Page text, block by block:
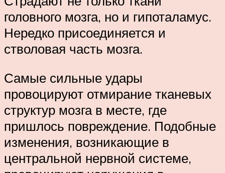
головного мозга, но и гипоталамус.
Нередко присоединяется и
стволовая часть мозга.
Самые сильные удары
провоцируют отмирание тканевых
структур мозга в месте, где
пришлось повреждение. Подобные
изменения, возникающие в
центральной нервной системе,